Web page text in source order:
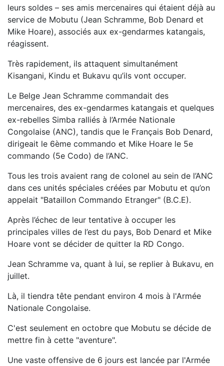
leurs soldes – ses amis mercenaires qui étaient déjà au
service de Mobutu (Jean Schramme, Bob Denard et
Mike Hoare), associés aux ex-gendarmes katangais,
réagissent.
Très rapidement, ils attaquent simultanément
Kisangani, Kindu et Bukavu qu’ils vont occuper.
Le Belge Jean Schramme commandait des
mercenaires, des ex-gendarmes katangais et quelques
ex-rebelles Simba ralliés à l’Armée Nationale
Congolaise (ANC), tandis que le Français Bob Denard,
dirigeait le 6ème commando et Mike Hoare le 5e
commando (5e Codo) de l’ANC.
Tous les trois avaient rang de colonel au sein de l’ANC
dans ces unités spéciales créées par Mobutu et qu’on
appelait "Bataillon Commando Etranger" (B.C.E).
Après l’échec de leur tentative à occuper les
principales villes de l’est du pays, Bob Denard et Mike
Hoare vont se décider de quitter la RD Congo.
Jean Schramme va, quant à lui, se replier à Bukavu, en
juillet.
Là, il tiendra tête pendant environ 4 mois à l'Armée
Nationale Congolaise.
C'est seulement en octobre que Mobutu se décide de
mettre fin à cette "aventure".
Une vaste offensive de 6 jours est lancée par l'Armée